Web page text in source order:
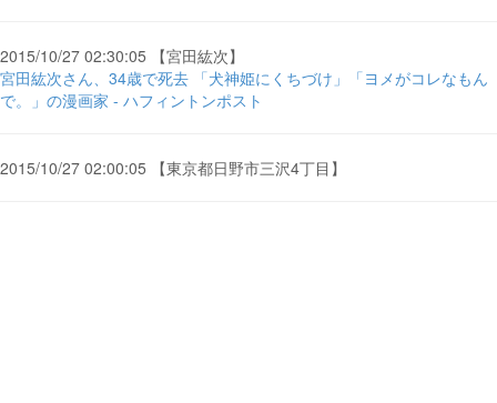
2015/10/27 02:30:05 【宮田紘次】
宮田紘次さん、34歳で死去 「犬神姫にくちづけ」「ヨメがコレなもん
で。」の漫画家 - ハフィントンポスト
2015/10/27 02:00:05 【東京都日野市三沢4丁目】